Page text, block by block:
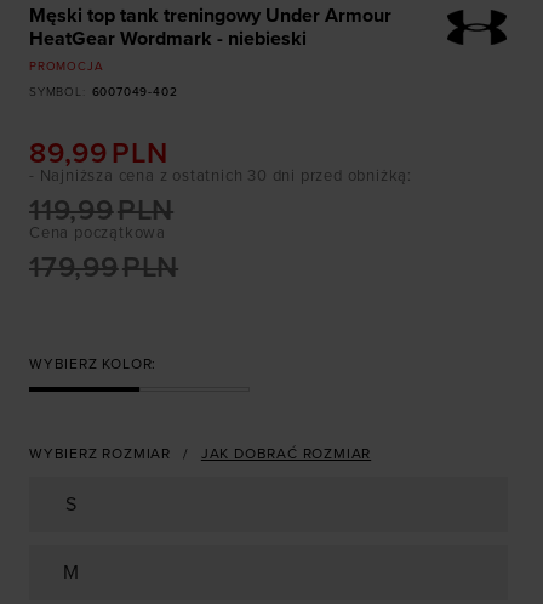
Męski top tank treningowy Under Armour
HeatGear Wordmark - niebieski
PROMOCJA
SYMBOL
6007049-402
89,99 PLN
Cena początkowa
179,99PLN
119,99PLN
- Najniższa cena z ostatnich 30 dni przed obniżką:
WYBIERZ KOLOR:
WYBIERZ ROZMIAR JAK DOBRAĆ ROZMIAR
S
M